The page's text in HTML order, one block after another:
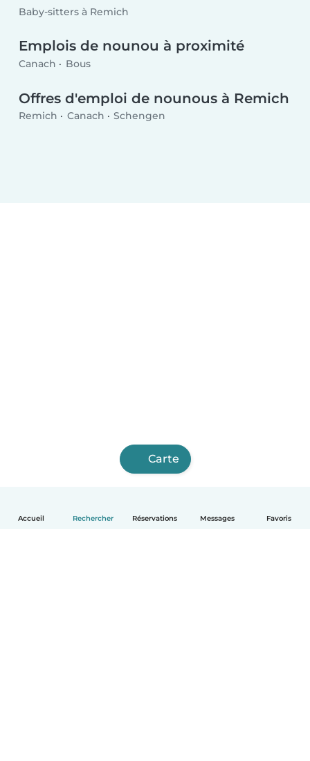
Accueil Rechercher Réservations Messages Favoris
Baby-sitters à Remich
Emplois de nounou à proximité
Canach Bous
Offres d'emploi de nounous à Remich
Remich Canach Schengen
Carte